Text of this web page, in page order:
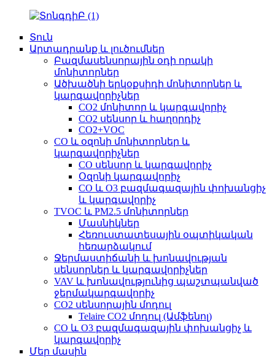
Տուն
Արտադրանք և լուծումներ
Բազմասենսորային օդի որակի
մոնիտորներ
Ածխածնի երկօքսիդի մոնիտորներ և
կարգավորիչներ
CO2 մոնիտոր և կարգավորիչ
CO2 սենսոր և հաղորդիչ
CO2+VOC
CO և օզոնի մոնիտորներ և
կարգավորիչներ
CO սենսոր և կարգավորիչ
Օզոնի կարգավորիչ
CO և O3 բազմագազային փոխանցիչ
և կարգավորիչ
TVOC և PM2.5 մոնիտորներ
Մասնիկներ
Հեռուստատեսային օպտիկական
հեռարձակում
Ջերմաստիճանի և խոնավության
սենսորներ և կարգավորիչներ
VAV և խոնավությունից պաշտպանված
ջերմակարգավորիչ
CO2 սենսորային մոդուլ
Telaire CO2 մոդուլ (Ամֆենոլ)
CO և O3 բազմագազային փոխանցիչ և
կարգավորիչ
Մեր մասին